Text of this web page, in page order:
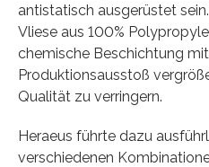
antistatisch ausgerüstet
Vliese aus 100%
chemische Beschichtung
Produktionsausstoß
Qualität zu verringern.
Heraeus führte dazu
verschiedenen